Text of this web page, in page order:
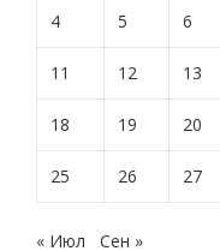
4 5 6
11 12 13
18 19 20
25 26 27
« Июл Сен »